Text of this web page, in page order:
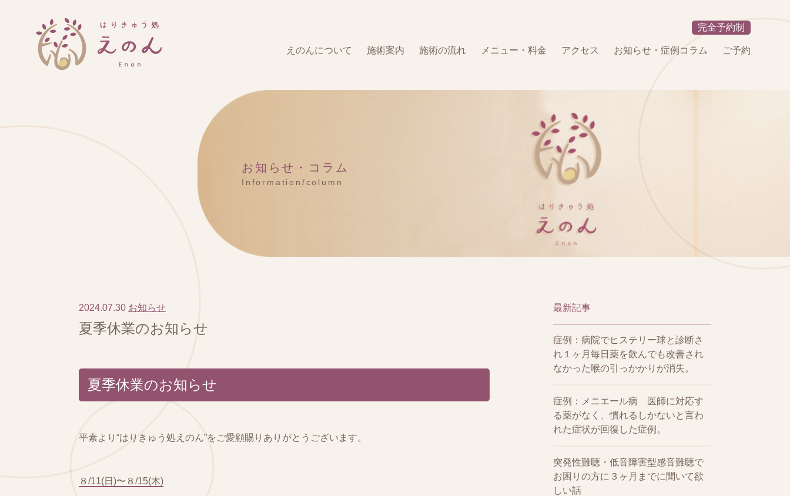
完全予約制
えのんについて 施術案内 施術の流れ メニュー・料金 アクセス お知らせ・症例コラム ご予約
お知らせ・コラム
Information/column
2024.07.30 お知らせ
夏季休業のお知らせ
夏季休業のお知らせ
平素より“はりきゅう処えのん”をご愛顧賜りありがとうございます。
８/11(日)〜８/15(木)
最新記事
症例：病院でヒステリー球と診断さ
れ１ヶ月毎日薬を飲んでも改善され
なかった喉の引っかかりが消失。
症例：メニエール病 医師に対応す
る薬がなく、慣れるしかないと言わ
れた症状が回復した症例。
突発性難聴・低音障害型感音難聴で
お困りの方に３ヶ月までに聞いて欲
しい話